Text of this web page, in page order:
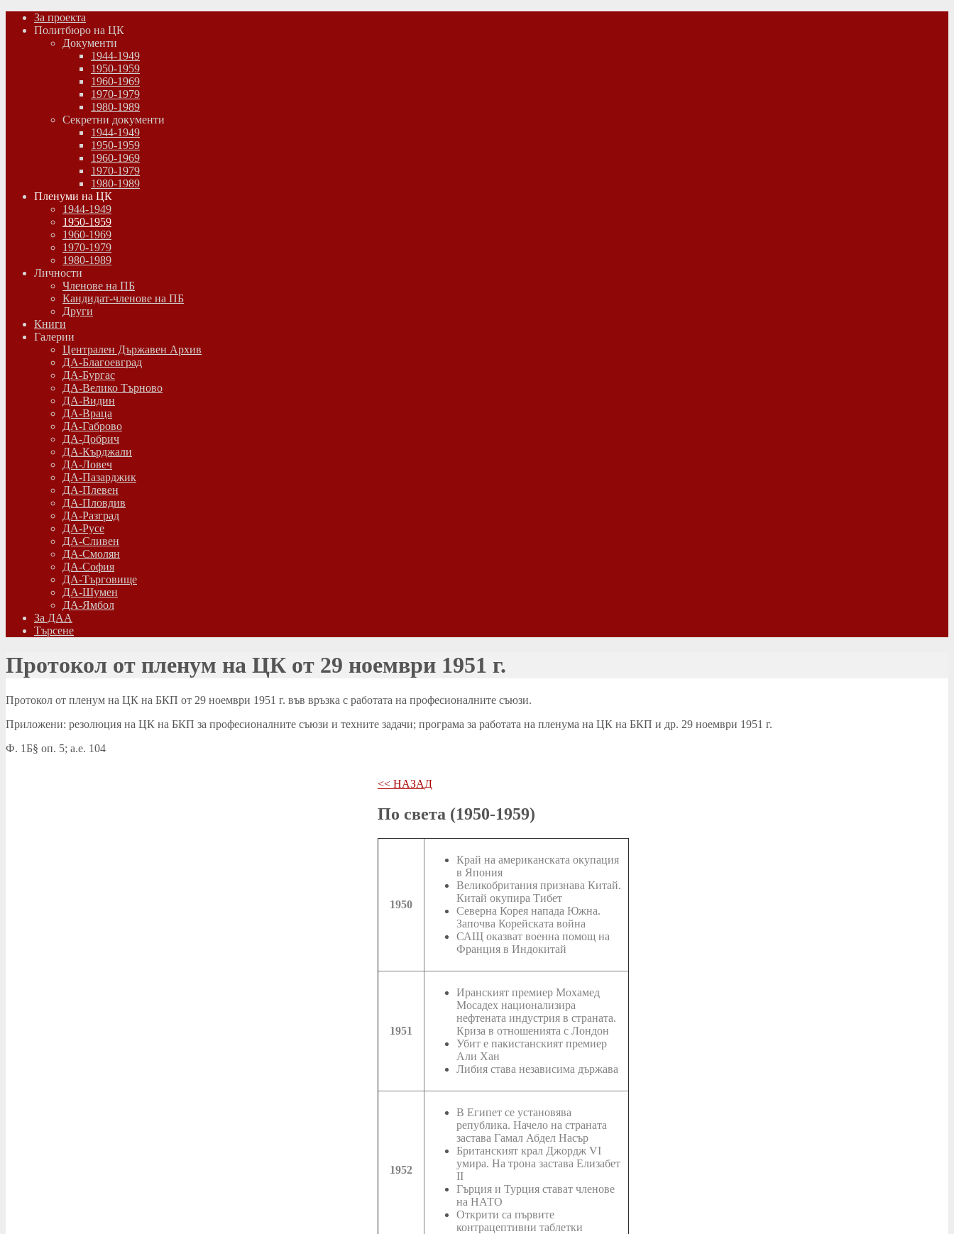
За проекта
Политбюро на ЦК
Документи
1944-1949
1950-1959
1960-1969
1970-1979
1980-1989
Секретни документи
1944-1949
1950-1959
1960-1969
1970-1979
1980-1989
Пленуми на ЦК
1944-1949
1950-1959
1960-1969
1970-1979
1980-1989
Личности
Членове на ПБ
Кандидат-членове на ПБ
Други
Книги
Галерии
Централен Държавен Архив
ДА-Благоевград
ДА-Бургас
ДА-Велико Търново
ДА-Видин
ДА-Враца
ДА-Габрово
ДА-Добрич
ДА-Кърджали
ДА-Ловеч
ДА-Пазарджик
ДА-Плевен
ДА-Пловдив
ДА-Разград
ДА-Русе
ДА-Сливен
ДА-Смолян
ДА-София
ДА-Търговище
ДА-Шумен
ДА-Ямбол
Зa ДАА
Търсене
Протокол от пленум на ЦК от 29 ноември 1951 г.
Протокол от пленум на ЦК на БКП от 29 ноември 1951 г. във връзка с работата на професионалните съюзи.
Приложени: резолюция на ЦК на БКП за професионалните съюзи и техните задачи; програма за работата на пленума на ЦК на БКП и др. 29 ноември 1951 г.
Ф. 1Б§ оп. 5; а.е. 104
<< НАЗАД
По света (1950-1959)
1950
Край на американската окупация
в Япония
Великобритания признава Китай.
Китай окупира Тибет
Северна Корея напада Южна.
Започва Корейската война
САЩ оказват военна помощ на
Франция в Индокитай
1951
Иранският премиер Мохамед
Мосадех национализира
нефтената индустрия в страната.
Криза в отношенията с Лондон
Убит е пакистанският премиер
Али Хан
Либия става независима държава
1952
В Египет се установява
република. Начело на страната
застава Гамал Абдел Насър
Британският крал Джордж VI
умира. На трона застава Елизабет
II
Гърция и Турция стават членове
на НАТО
Открити са първите
контрацептивни таблетки